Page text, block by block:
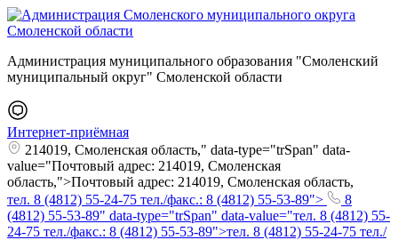
Администрация муниципального образования "Смоленский
муниципальный округ" Смоленской области
Интернет-приёмная
214019, Смоленская область," data-type="trSpan" data-
value="Почтовый адрес: 214019, Смоленская
область,">Почтовый адрес: 214019, Смоленская область,
тел. 8 (4812) 55-24-75 тел./факс.: 8 (4812) 55-53-89">
8
(4812) 55-53-89" data-type="trSpan" data-value="тел. 8 (4812) 55-
24-75 тел./факс.: 8 (4812) 55-53-89">тел. 8 (4812) 55-24-75 тел./